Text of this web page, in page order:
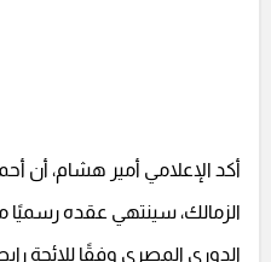
أكد الإعلامي أمير هشام، أن
الزمالك، سينتهي عقده رسميًا
الدوري المصري وفقًا للائحة